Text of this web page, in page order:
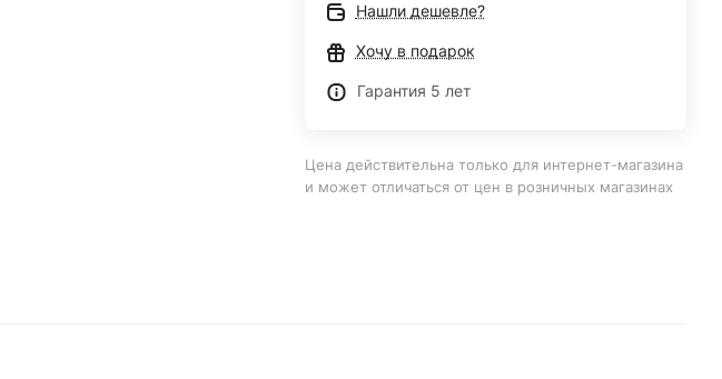
Нашли дешевле?
Хочу в подарок
Гарантия 5 лет
Цена действительна только для интернет-магазина
и может отличаться от цен в розничных магазинах